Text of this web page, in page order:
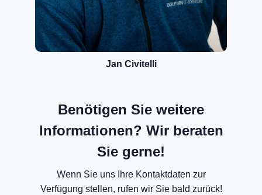
Jan Civitelli
Benötigen Sie weitere
Informationen? Wir beraten
Sie gerne!
Wenn Sie uns Ihre Kontaktdaten zur
Verfügung stellen, rufen wir Sie bald zurück!